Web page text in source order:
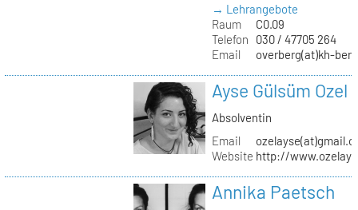
→ Lehrangebote
Raum
C0.09
Telefon
030 / 47705 264
Email
overberg(at)kh-
Ayse Gülsüm Ozel
Absolventin
Email
Website http://
Annika Paetsch